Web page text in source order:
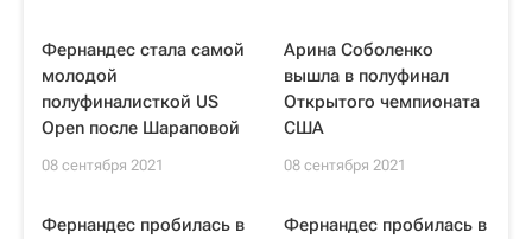
Фернандес стала самой
молодой
полуфиналисткой US
Open после Шараповой
08 сентября 2021
Арина Соболенко
вышла в полуфинал
Открытого чемпионата
США
08 сентября 2021
Фернандес пробилась в
Фернандес пробилась в